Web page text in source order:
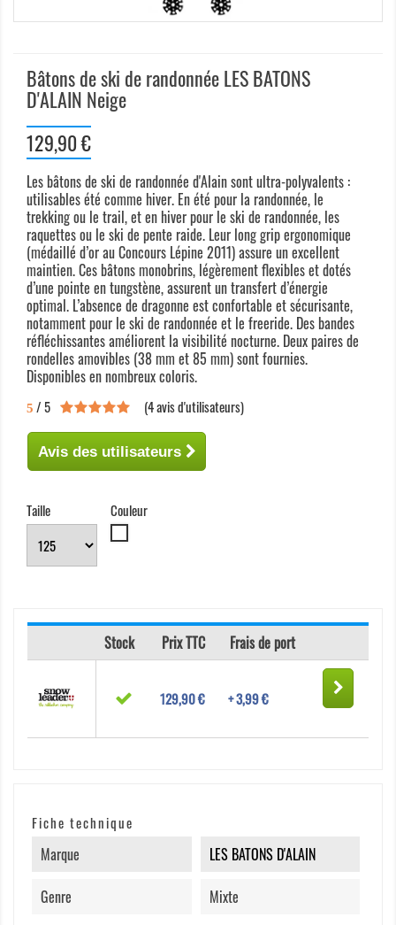
Bâtons de ski de randonnée LES BATONS
D'ALAIN Neige
129,90 €
Les bâtons de ski de randonnée d'Alain sont ultra-polyvalents :
utilisables été comme hiver. En été pour la randonnée, le
trekking ou le trail, et en hiver pour le ski de randonnée, les
raquettes ou le ski de pente raide. Leur long grip ergonomique
(médaillé d’or au Concours Lépine 2011) assure un excellent
maintien. Ces bâtons monobrins, légèrement flexibles et dotés
d’une pointe en tungstène, assurent un transfert d’énergie
optimal. L’absence de dragonne est confortable et sécurisante,
notamment pour le ski de randonnée et le freeride. Des bandes
réfléchissantes améliorent la visibilité nocturne. Deux paires de
rondelles amovibles (38 mm et 85 mm) sont fournies.
Disponibles en nombreux coloris.
5 / 5 (4avis d'utilisateurs)
Avis des utilisateurs
Taille
Couleur
Stock Prix TTC Frais de port
129,90 € + 3,99 €
Fiche technique
Marque
LES BATONS D'ALAIN
Genre
Mixte